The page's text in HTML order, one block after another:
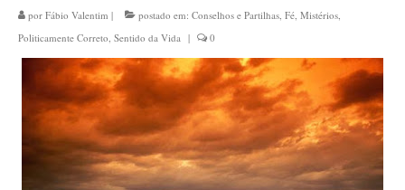
Projetos
Contato
por Fábio Valentim | postado em: Conselhos e Partilhas, Fé, Mistérios,
Politicamente Correto, Sentido da Vida | 0